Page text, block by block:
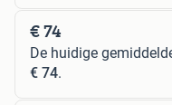
€ 74
De huidige
€ 74.